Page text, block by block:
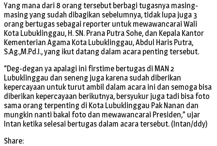
Yang mana dari 8 orang tersebut berbagi tugasnya masing-
masing yang sudah dibagikan sebelumnya, tidak lupa juga 3
orang bertugas sebagai reporter untuk mewawancarai Wali
Kota Lubuklinggau, H. SN. Prana Putra Sohe, dan Kepala Kantor
Kementerian Agama Kota Lubuklinggau, Abdul Haris Putra,
S.Ag.,M.Pd.I., yang ikut datang dalam acara penting tersebut.
“Deg-degan ya apalagi ini firstime bertugas di MAN 2
Lubuklinggau dan seneng juga karena sudah diberikan
kepercayaan untuk turut ambil dalam acara ini dan semoga bisa
diberikan kepercayaan berikutnya, bersyukur juga tadi bisa foto
sama orang terpenting di Kota Lubuklinggau Pak Nanan dan
mungkin nanti bakal foto dan mewawancarai Presiden,” ujar
Intan ketika selesai bertugas dalam acara tersebut. (Intan/ddy)
Share: